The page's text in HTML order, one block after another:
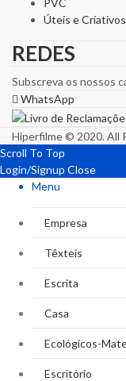
Úteis e Criativos
REDES
Subscreva os nossos
WhatsApp
Hiperfilme © 2020. All
Scroll To Top
Login/Signup Close
Menu
Empresa
Têxteis
Escrita
Casa
Ecológicos-
Escritório